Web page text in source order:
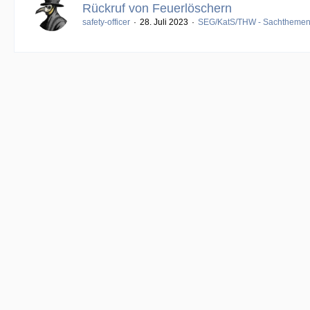
Rückruf von Feuerlöschern
safety-officer 28. Juli 2023 SEG/KatS/THW - Sachthemen